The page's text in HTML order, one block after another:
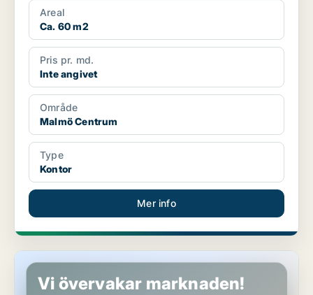
Areal
Ca. 60 m2
Pris pr. md.
Inte angivet
Område
Malmö Centrum
Type
Kontor
Mer info
Kontor i Malmö Centrum
Vi övervakar marknaden!